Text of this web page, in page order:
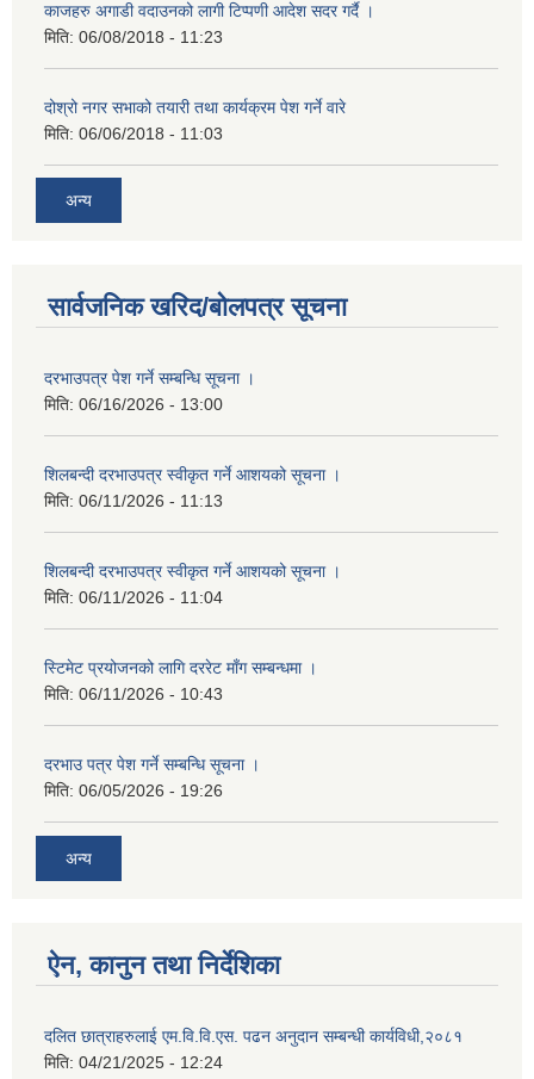
काजहरु अगाडी वदाउनको लागी टिप्पणी आदेश सदर गर्दै ।
मिति: 06/08/2018 - 11:23
दोश्रो नगर सभाको तयारी तथा कार्यक्रम पेश गर्ने वारे
मिति: 06/06/2018 - 11:03
अन्य
सार्वजनिक खरिद/बोलपत्र सूचना
दरभाउपत्र पेश गर्ने सम्बन्धि सूचना ।
मिति: 06/16/2026 - 13:00
शिलबन्दी दरभाउपत्र स्वीकृत गर्ने आशयको सूचना ।
मिति: 06/11/2026 - 11:13
शिलबन्दी दरभाउपत्र स्वीकृत गर्ने आशयको सूचना ।
मिति: 06/11/2026 - 11:04
स्टिमेट प्रयोजनको लागि दररेट माँग सम्बन्धमा ।
मिति: 06/11/2026 - 10:43
दरभाउ पत्र पेश गर्ने सम्बन्धि सूचना ।
मिति: 06/05/2026 - 19:26
अन्य
ऐन, कानुन तथा निर्देशिका
दलित छात्राहरुलाई एम.वि.वि.एस. पढन अनुदान सम्बन्धी कार्यविधी,२०८१
मिति: 04/21/2025 - 12:24